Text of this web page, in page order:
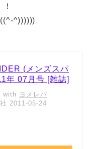
^))))))
(メンズスパ
年 07月号 [雑誌]
with ヨメレバ
2011-05-24